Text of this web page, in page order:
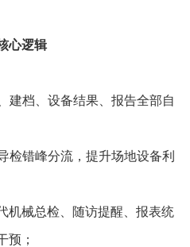
心逻辑
建档、设备结果、报告全部自
检错峰分流，提升场地设备利
机械总检、随访提醒、报表统
预；